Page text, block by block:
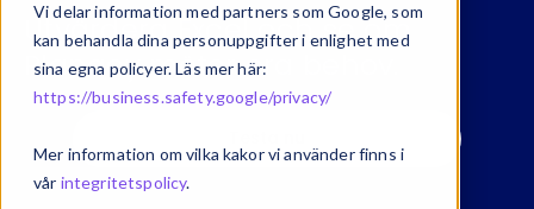
Vi delar information med partners som Google, som
kan behandla dina personuppgifter i enlighet med
sina egna policyer. Läs mer här:
https://business.safety.google/privacy/
Mer information om vilka kakor vi använder finns i
vår integritetspolicy.
Utvärdera Excel och se om
Planacy möter era behov.